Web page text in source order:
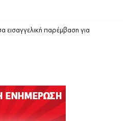
εισαγγελική παρέμβαση για